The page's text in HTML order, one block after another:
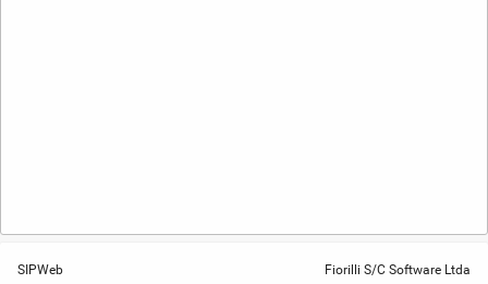
SIPWeb
Fiorilli S/C Software Ltda